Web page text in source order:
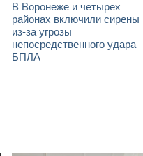
В Воронеже и четырех
районах включили сирены
из-за угрозы
непосредственного удара
БПЛА